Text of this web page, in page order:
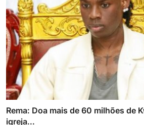
Rema: Doa mais de 60 milhões de
igreja...